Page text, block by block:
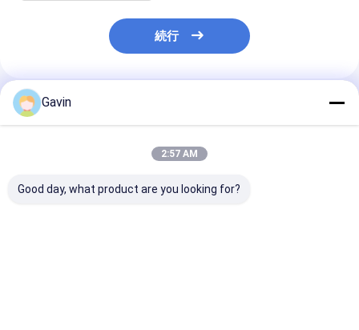
続行
推薦されたプロダクト
Gavin
2:57 AM
Good day, what product are you looking for?